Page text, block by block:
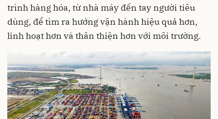
trình hàng hóa, từ nhà máy đến tay người tiêu
dùng, để tìm ra hướng vận hành hiệu quả hơn,
linh hoạt hơn và thân thiện hơn với môi trường.